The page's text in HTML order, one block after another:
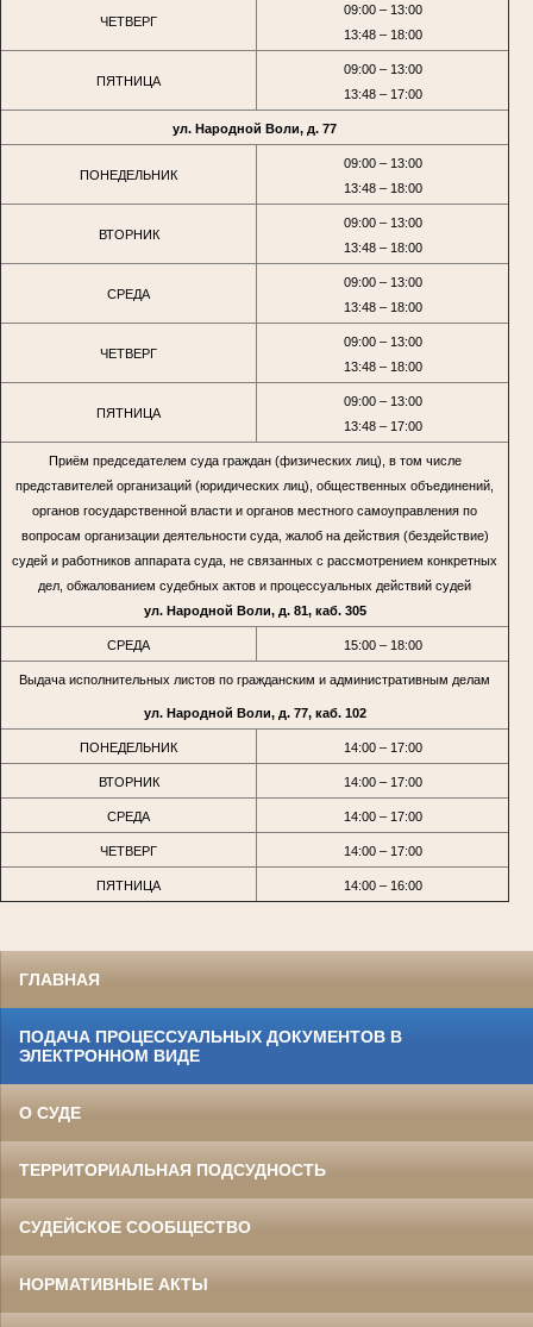
ЧЕТВЕРГ
09:00 – 13:00
13:48 – 18:00
ПЯТНИЦА
09:00 – 13:00
13:48 – 17:00
ул. Народной Воли, д. 77
ПОНЕДЕЛЬНИК
09:00 – 13:00
13:48 – 18:00
ВТОРНИК
09:00 – 13:00
13:48 – 18:00
СРЕДА
09:00 – 13:00
13:48 – 18:00
ЧЕТВЕРГ
09:00 – 13:00
13:48 – 18:00
ПЯТНИЦА
09:00 – 13:00
13:48 – 17:00
Приём председателем суда граждан (физических лиц), в том числе
представителей организаций (юридических лиц), общественных объединений,
органов государственной власти и органов местного самоуправления по
вопросам организации деятельности суда, жалоб на действия (бездействие)
судей и работников аппарата суда, не связанных с рассмотрением конкретных
дел, обжалованием судебных актов и процессуальных действий судей
ул. Народной Воли, д. 81, каб. 305
СРЕДА 15:00 – 18:00
Выдача исполнительных листов по гражданским и административным делам
ул. Народной Воли, д. 77, каб. 102
ПОНЕДЕЛЬНИК 14:00 – 17:00
ВТОРНИК 14:00 – 17:00
СРЕДА 14:00 – 17:00
ЧЕТВЕРГ 14:00 – 17:00
ПЯТНИЦА 14:00 – 16:00
ГЛАВНАЯ
ПОДАЧА ПРОЦЕССУАЛЬНЫХ ДОКУМЕНТОВ В
ЭЛЕКТРОННОМ ВИДЕ
О СУДЕ
ТЕРРИТОРИАЛЬНАЯ ПОДСУДНОСТЬ
СУДЕЙСКОЕ СООБЩЕСТВО
НОРМАТИВНЫЕ АКТЫ